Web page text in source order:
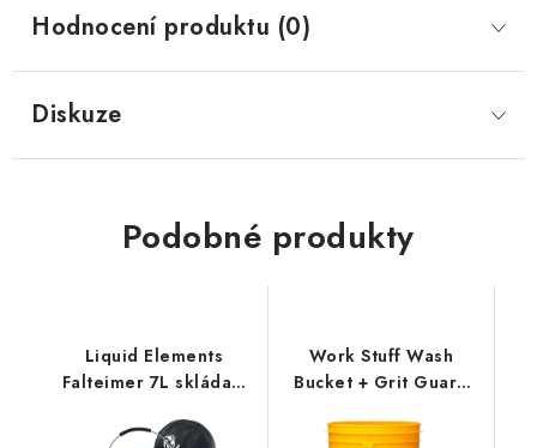
Hodnocení produktu (0)
Diskuze
Podobné produkty
Liquid Elements
Falteimer 7L skládací
Work Stuff Wash
Bucket + Grit Guard
kbelík s vložkou